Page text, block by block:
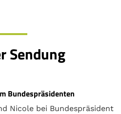
Sendung
Bundespräsidenten
Nicole bei Bundespräsident